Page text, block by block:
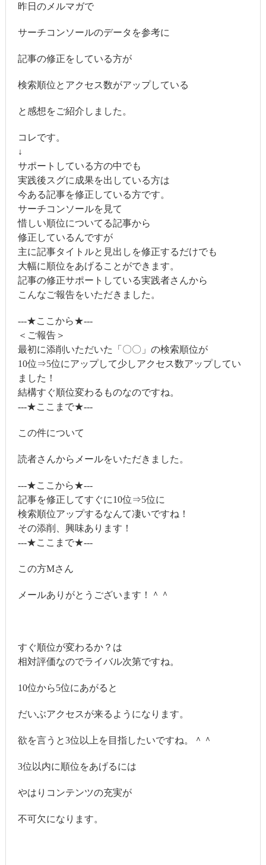
昨日のメルマガで
サーチコンソールのデータを参考に
記事の修正をしている方が
検索順位とアクセス数がアップしている
と感想をご紹介しました。
コレです。
↓
サポートしている方の中でも
実践後スグに成果を出している方は
今ある記事を修正している方です。
サーチコンソールを見て
惜しい順位についてる記事から
修正しているんですが
主に記事タイトルと見出しを修正するだけでも
大幅に順位をあげることができます。
記事の修正サポートしている実践者さんから
こんなご報告をいただきました。
---★ここから★---
＜ご報告＞
最初に添削いただいた「〇〇」の検索順位が
10位⇒5位にアップして少しアクセス数アップしてい
ました！
結構すぐ順位変わるものなのですね。
---★ここまで★---
この件について
読者さんからメールをいただきました。
---★ここから★---
記事を修正してすぐに10位⇒5位に
検索順位アップするなんて凄いですね！
その添削、興味あります！
---★ここまで★---
この方Mさん
メールありがとうございます！＾＾
すぐ順位が変わるか？は
相対評価なのでライバル次第ですね。
10位から5位にあがると
だいぶアクセスが来るようになります。
欲を言うと3位以上を目指したいですね。＾＾
3位以内に順位をあげるには
やはりコンテンツの充実が
不可欠になります。